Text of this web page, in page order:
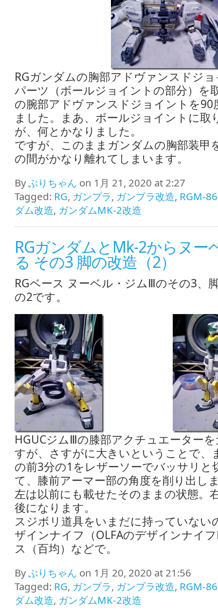
RGガンダムの胸部アドヴァンスドジ
パーツ（ボールジョイントの部分）を
の腕部アドヴァンスドジョイントを90
ました。まあ、ボールジョイントに取
が、何とかなりました。
ですが、このままガンダムの胸部装甲
の間がかなり離れてしまいます。
Byぶりちゃん on 1月 21, 2020 at 2:27
Tagged: RG, ガンプラ, ガンプラ改造, RGM-
ダム改造, ガンダムMK-2改造
RGガンダムとMk-2からヌー
る その3 脚の改造（2）
RGベース ヌーベル・ジムⅢのその3、
の2です。
HGUCジムⅢの膝部アクチュエーター
すが、さすがに大きいということで、
の前3分の1をレザーソーでバッサリと
て、膝前アーマー部の角度を削り出し
左は以前にも載せたそのままの状態。
後になります。
スジボリ道具をいまだに持っていない
ザインナイフ（OLFAのデザインナイ
ス（百均）などで。
Byぶりちゃん on 1月 20, 2020 at 21:56
Tagged: RG, ガンプラ, ガンプラ改造, RGM-
ダム改造, ガンダムMK-2改造